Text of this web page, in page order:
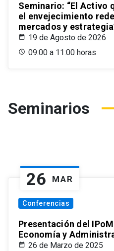
Seminario: “El Activo
el envejecimiento
mercados y
19 de Agosto de 2026
09:00 a 11:00 horas
Seminarios
26 MAR
Conferencias
Presentación del
Economía y
26 de Marzo de 2025